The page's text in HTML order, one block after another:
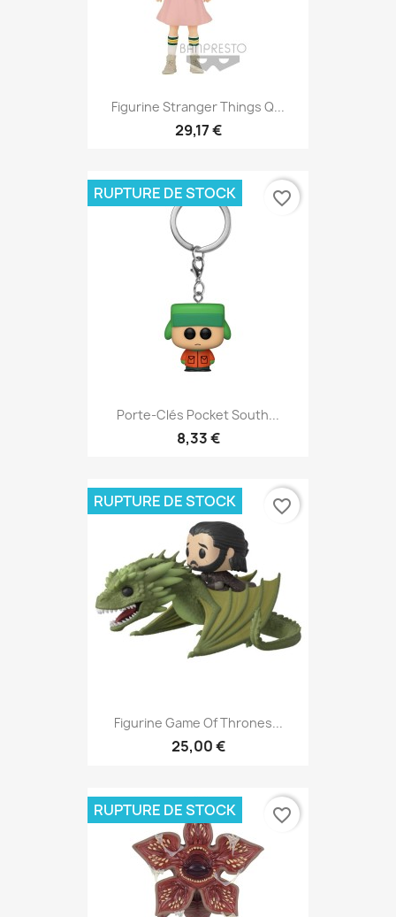
Figurine Stranger Things Q...
29,17 €
Porte-Clés Pocket South...
8,33 €
RUPTURE DE STOCK favorite_border
Figurine Game Of Thrones...
25,00 €
RUPTURE DE STOCK favorite_border
RUPTURE DE STOCK favorite_border